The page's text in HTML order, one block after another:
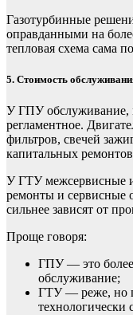
Газотурбинные
оправданными на
тепловая схема сама
5. Стоимость
У ГПУ обслуживание,
регламентное.
фильтров, свечей
капитальных
У ГТУ межсервисные
ремонты и сервисные
сильнее зависят от
Проще говоря:
ГПУ — это более
обслуживание;
ГТУ — реже, но
технологически